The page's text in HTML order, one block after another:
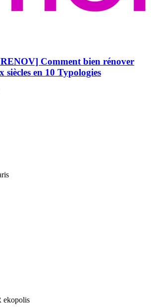
Comment bien rénover
siècles en 10 Typologies